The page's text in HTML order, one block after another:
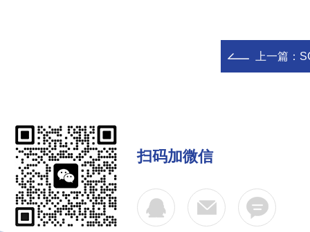
上一篇：
扫码加微信